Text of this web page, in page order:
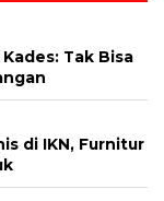
The Fed
Raup